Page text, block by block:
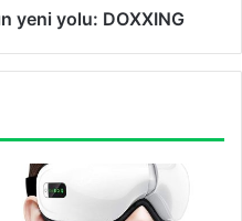
yeni yolu: DOXXING